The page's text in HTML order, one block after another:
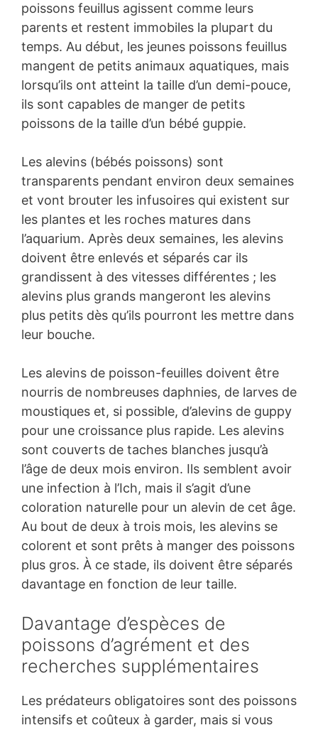
poissons feuillus agissent comme leurs
parents et restent immobiles la plupart du
temps. Au début, les jeunes poissons feuillus
mangent de petits animaux aquatiques, mais
lorsqu’ils ont atteint la taille d’un demi-pouce,
ils sont capables de manger de petits
poissons de la taille d’un bébé guppie.
Les alevins (bébés poissons) sont
transparents pendant environ deux semaines
et vont brouter les infusoires qui existent sur
les plantes et les roches matures dans
l’aquarium. Après deux semaines, les alevins
doivent être enlevés et séparés car ils
grandissent à des vitesses différentes ; les
alevins plus grands mangeront les alevins
plus petits dès qu’ils pourront les mettre dans
leur bouche.
Les alevins de poisson-feuilles doivent être
nourris de nombreuses daphnies, de larves de
moustiques et, si possible, d’alevins de guppy
pour une croissance plus rapide. Les alevins
sont couverts de taches blanches jusqu’à
l’âge de deux mois environ. Ils semblent avoir
une infection à l’Ich, mais il s’agit d’une
coloration naturelle pour un alevin de cet âge.
Au bout de deux à trois mois, les alevins se
colorent et sont prêts à manger des poissons
plus gros. À ce stade, ils doivent être séparés
davantage en fonction de leur taille.
Davantage d’espèces de
poissons d’agrément et des
recherches supplémentaires
Les prédateurs obligatoires sont des poissons
intensifs et coûteux à garder, mais si vous